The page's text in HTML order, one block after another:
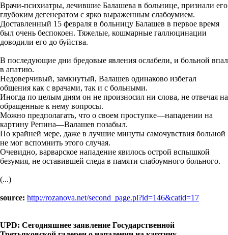
Врачи-психиатры, лечившие Балашева в больнице, признали его
глубоким дегенератом с ярко выраженным слабоумием.
Доставленный 15 февраля в больницу Балашев в первое время
был очень беспокоен. Тяжелые, кошмарные галлюцинации
доводили его до буйства.
В последующие дни бредовые явления ослабели, и больной впал
в апатию.
Недоверчивый, замкнутый, Валашев одинаково избегал
общения как с врачами, так и с больными.
Иногда по целым дням он не произносил ни слова, не отвечая на
обращенные к нему вопросы.
Можно предполагать, что о своем проступке—нападении на
картину Репина—Валашев позабыл.
По крайней мере, даже в лучшие минуты самочувствия больной
не мог вспомнить этого случая.
Очевидно, варварское нападение явилось острой вспышкой
безумия, не оставившей следа в памяти слабоумного больного.
(...)
source: http://rozanova.net/second_page.pl?id=146&catid=17
UPD: Сегодняшнее заявление Государственной